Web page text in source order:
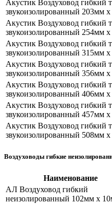
Акустик Воздуховод гибкий
звукоизолированный 203мм
Акустик Воздуховод гибкий
звукоизолированный 254мм
Акустик Воздуховод гибкий
звукоизолированный 315мм
Акустик Воздуховод гибкий
звукоизолированный 356мм
Акустик Воздуховод гибкий
звукоизолированный 406мм
Акустик Воздуховод гибкий
звукоизолированный 457мм
Акустик Воздуховод гибкий
звукоизолированный 508мм
Воздуховоды гибкие
Наименование
АЛ Воздуховод гибкий
неизолированный 102мм х